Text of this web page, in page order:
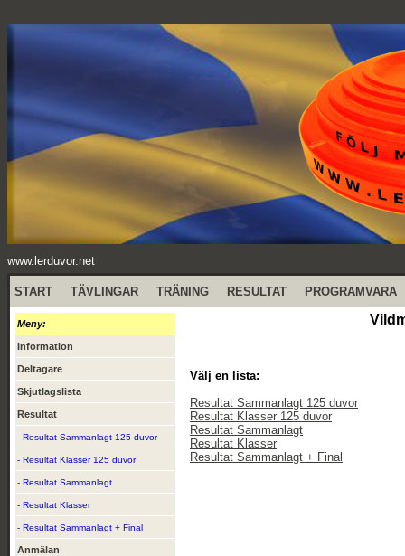
www.lerduvor.net
START TÄVLINGAR TRÄNING RESULTAT PROGRAMVARA
Meny:
Information
Deltagare
Skjutlagslista
Resultat
- Resultat Sammanlagt 125 duvor
- Resultat Klasser 125 duvor
- Resultat Sammanlagt
- Resultat Klasser
- Resultat Sammanlagt + Final
Anmälan
Välj en lista:
Resultat Sammanlagt 125 duvor
Resultat Klasser 125 duvor
Resultat Sammanlagt
Resultat Klasser
Resultat Sammanlagt + Final